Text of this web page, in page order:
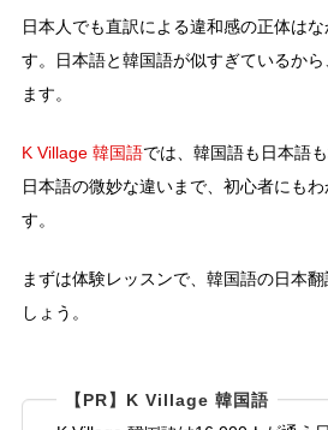
日本人でも直訳による違和感の正体は
す。日本語と韓国語が似すぎているか
ます。
K Village 韓国語では、韓国語も日本語
日本語の微妙な違いまで、初心者にも
す。
まずは体験レッスンで、韓国語の日本
しょう。
【PR】K Village 韓国語